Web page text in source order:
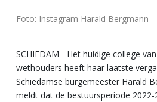
Foto: Instagram Harald Bergmann
SCHIEDAM - Het huidige college
wethouders heeft haar laatste
Schiedamse burgemeester Harald
meldt dat de bestuursperiode 2022-